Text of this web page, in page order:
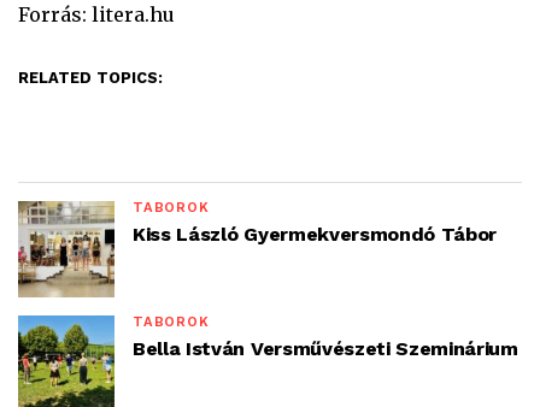
Forrás: litera.hu
RELATED TOPICS:
TÁBOROK
Kiss László Gyermekversmondó Tábor
TÁBOROK
Bella István Versművészeti Szeminárium